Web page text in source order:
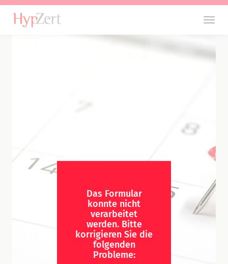
Das Formular
konnte nicht
verarbeitet
werden. Bitte
korrigieren Sie die
folgenden
Probleme: